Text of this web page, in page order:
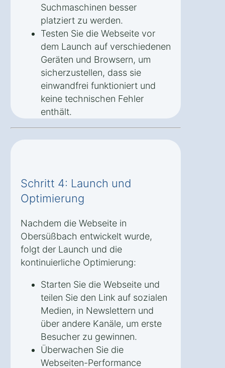
Suchmaschinen besser
platziert zu werden.
Testen Sie die Webseite vor
dem Launch auf verschiedenen
Geräten und Browsern, um
sicherzustellen, dass sie
einwandfrei funktioniert und
keine technischen Fehler
enthält.
Schritt 4: Launch und
Optimierung
Nachdem die Webseite in
Obersüßbach entwickelt wurde,
folgt der Launch und die
kontinuierliche Optimierung:
Starten Sie die Webseite und
teilen Sie den Link auf sozialen
Medien, in Newslettern und
über andere Kanäle, um erste
Besucher zu gewinnen.
Überwachen Sie die
Webseiten-Performance